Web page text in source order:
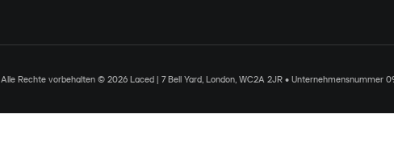
Alle Rechte vorbehalten © 2026 Laced | 7 Bell Yard, London, WC2A 2JR • Unternehmensnummer